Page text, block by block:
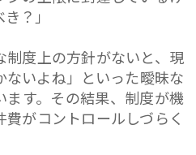
？」
制度上の方針がないと、現
いよね」といった曖昧な
す。その結果、制度が機
がコントロールしづらく